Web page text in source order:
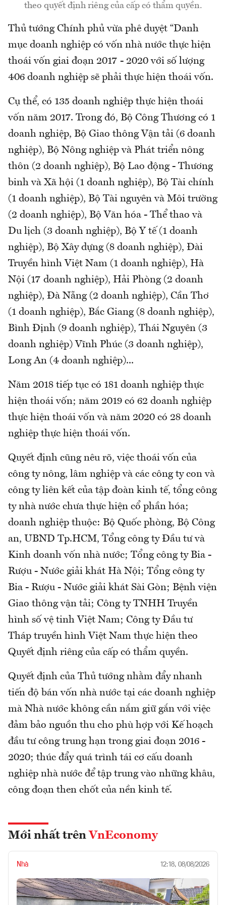
theo quyết định riêng của cấp có thẩm quyền.
Thủ tướng Chính phủ vừa phê duyệt “Danh
mục doanh nghiệp có vốn nhà nước thực hiện
thoái vốn giai đoạn 2017 - 2020 với số lượng
406 doanh nghiệp sẽ phải thực hiện thoái vốn.
Cụ thể, có 135 doanh nghiệp thực hiện thoái
vốn năm 2017. Trong đó, Bộ Công Thương có 1
doanh nghiệp, Bộ Giao thông Vận tải (6 doanh
nghiệp), Bộ Nông nghiệp và Phát triển nông
thôn (2 doanh nghiệp), Bộ Lao động - Thương
binh và Xã hội (1 doanh nghiệp), Bộ Tài chính
(1 doanh nghiệp), Bộ Tài nguyên và Môi trường
(2 doanh nghiệp), Bộ Văn hóa - Thể thao và
Du lịch (3 doanh nghiệp), Bộ Y tế (1 doanh
nghiệp), Bộ Xây dựng (8 doanh nghiệp), Đài
Truyền hình Việt Nam (1 doanh nghiệp), Hà
Nội (17 doanh nghiệp), Hải Phòng (2 doanh
nghiệp), Đà Nẵng (2 doanh nghiệp), Cần Thơ
(1 doanh nghiệp), Bắc Giang (8 doanh nghiệp),
Bình Định (9 doanh nghiệp), Thái Nguyên (3
doanh nghiệp) Vĩnh Phúc (3 doanh nghiệp),
Long An (4 doanh nghiệp)...
Năm 2018 tiếp tục có 181 doanh nghiệp thực
hiện thoái vốn; năm 2019 có 62 doanh nghiệp
thực hiện thoái vốn và năm 2020 có 28 doanh
nghiệp thực hiện thoái vốn.
Quyết định cũng nêu rõ, việc thoái vốn của
công ty nông, lâm nghiệp và các công ty con và
công ty liên kết của tập đoàn kinh tế, tổng công
ty nhà nước chưa thực hiện cổ phần hóa;
doanh nghiệp thuộc: Bộ Quốc phòng, Bộ Công
an, UBND Tp.HCM, Tổng công ty Đầu tư và
Kinh doanh vốn nhà nước; Tổng công ty Bia -
Rượu - Nước giải khát Hà Nội; Tổng công ty
Bia - Rượu - Nước giải khát Sài Gòn; Bệnh viện
Giao thông vận tải; Công ty TNHH Truyền
hình số vệ tinh Việt Nam; Công ty Đầu tư
Tháp truyền hình Việt Nam thực hiện theo
Quyết định riêng của cấp có thẩm quyền.
Quyết định của Thủ tướng nhằm đẩy nhanh
tiến độ bán vốn nhà nước tại các doanh nghiệp
mà Nhà nước không cần nắm giữ gắn với việc
đảm bảo nguồn thu cho phù hợp với Kế hoạch
đầu tư công trung hạn trong giai đoạn 2016 -
2020; thúc đẩy quá trình tái cơ cấu doanh
nghiệp nhà nước để tập trung vào những khâu,
công đoạn then chốt của nền kinh tế.
Mới nhất trên VnEconomy
Nhà 12:18, 08/08/2026